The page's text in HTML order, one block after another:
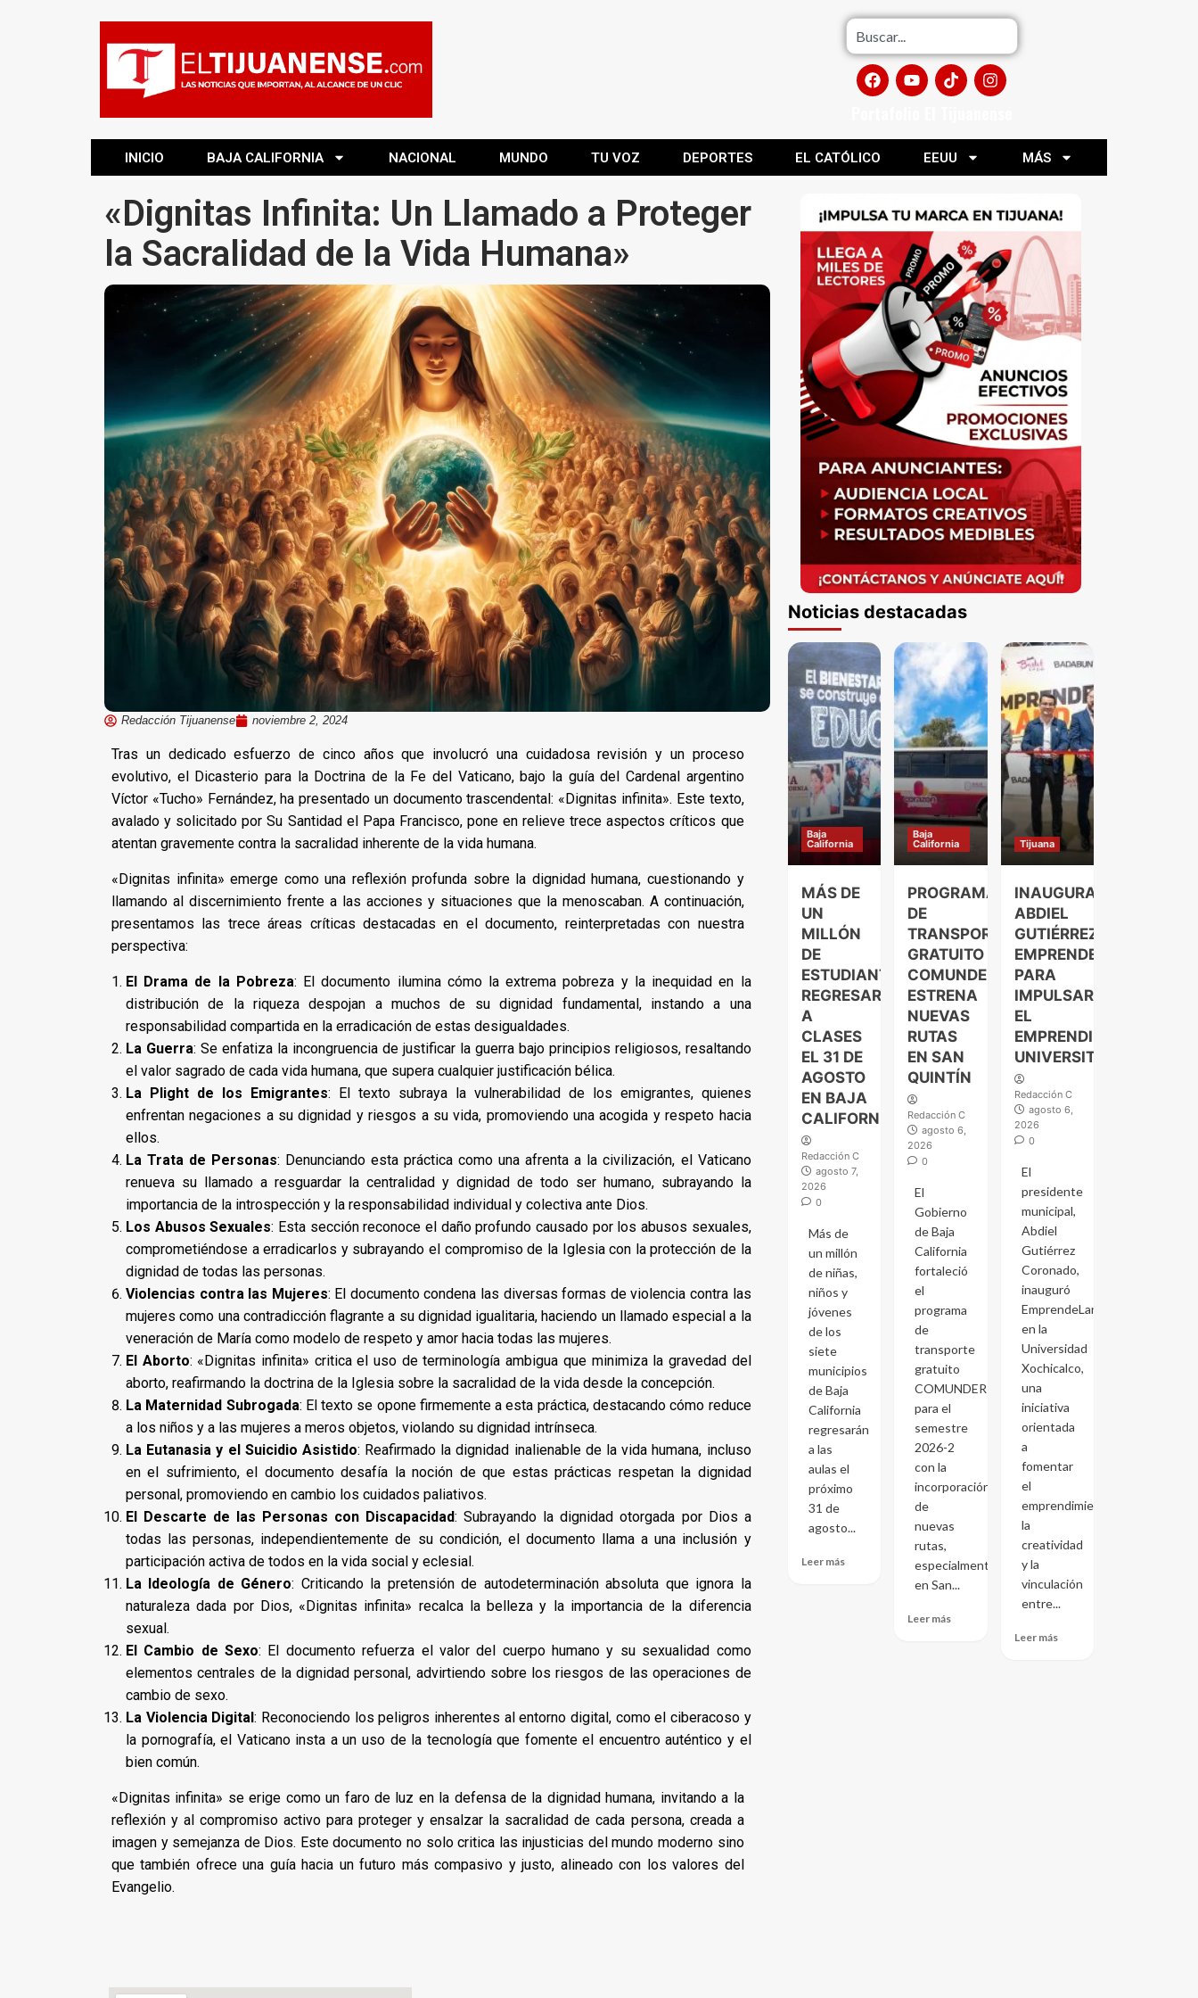
INICIO BAJA CALIFORNIA NACIONAL MUNDO TU VOZ DEPORTES EL CATÓLICO EEUU MÁS
«Dignitas Infinita: Un Llamado a Proteger
la Sacralidad de la Vida Humana»
Redacción Tijuanense noviembre 2, 2024
Tras un dedicado esfuerzo de cinco años que involucró una cuidadosa revisión y un proceso
evolutivo, el Dicasterio para la Doctrina de la Fe del Vaticano, bajo la guía del Cardenal argentino
Víctor «Tucho» Fernández, ha presentado un documento trascendental: «Dignitas infinita». Este texto,
avalado y solicitado por Su Santidad el Papa Francisco, pone en relieve trece aspectos críticos que
atentan gravemente contra la sacralidad inherente de la vida humana.
«Dignitas infinita» emerge como una reflexión profunda sobre la dignidad humana, cuestionando y
llamando al discernimiento frente a las acciones y situaciones que la menoscaban. A continuación,
presentamos las trece áreas críticas destacadas en el documento, reinterpretadas con nuestra
perspectiva:
El Drama de la Pobreza: El documento ilumina cómo la extrema pobreza y la inequidad en la
distribución de la riqueza despojan a muchos de su dignidad fundamental, instando a una
responsabilidad compartida en la erradicación de estas desigualdades.
La Guerra: Se enfatiza la incongruencia de justificar la guerra bajo principios religiosos, resaltando
el valor sagrado de cada vida humana, que supera cualquier justificación bélica.
La Plight de los Emigrantes: El texto subraya la vulnerabilidad de los emigrantes, quienes
enfrentan negaciones a su dignidad y riesgos a su vida, promoviendo una acogida y respeto hacia
ellos.
La Trata de Personas: Denunciando esta práctica como una afrenta a la civilización, el Vaticano
renueva su llamado a resguardar la centralidad y dignidad de todo ser humano, subrayando la
importancia de la introspección y la responsabilidad individual y colectiva ante Dios.
Los Abusos Sexuales: Esta sección reconoce el daño profundo causado por los abusos sexuales,
comprometiéndose a erradicarlos y subrayando el compromiso de la Iglesia con la protección de la
dignidad de todas las personas.
Violencias contra las Mujeres: El documento condena las diversas formas de violencia contra las
mujeres como una contradicción flagrante a su dignidad igualitaria, haciendo un llamado especial a la
veneración de María como modelo de respeto y amor hacia todas las mujeres.
El Aborto: «Dignitas infinita» critica el uso de terminología ambigua que minimiza la gravedad del
aborto, reafirmando la doctrina de la Iglesia sobre la sacralidad de la vida desde la concepción.
La Maternidad Subrogada: El texto se opone firmemente a esta práctica, destacando cómo reduce
a los niños y a las mujeres a meros objetos, violando su dignidad intrínseca.
La Eutanasia y el Suicidio Asistido: Reafirmado la dignidad inalienable de la vida humana, incluso
en el sufrimiento, el documento desafía la noción de que estas prácticas respetan la dignidad
personal, promoviendo en cambio los cuidados paliativos.
El Descarte de las Personas con Discapacidad: Subrayando la dignidad otorgada por Dios a
todas las personas, independientemente de su condición, el documento llama a una inclusión y
participación activa de todos en la vida social y eclesial.
La Ideología de Género: Criticando la pretensión de autodeterminación absoluta que ignora la
naturaleza dada por Dios, «Dignitas infinita» recalca la belleza y la importancia de la diferencia
sexual.
El Cambio de Sexo: El documento refuerza el valor del cuerpo humano y su sexualidad como
elementos centrales de la dignidad personal, advirtiendo sobre los riesgos de las operaciones de
cambio de sexo.
La Violencia Digital: Reconociendo los peligros inherentes al entorno digital, como el ciberacoso y
la pornografía, el Vaticano insta a un uso de la tecnología que fomente el encuentro auténtico y el
bien común.
«Dignitas infinita» se erige como un faro de luz en la defensa de la dignidad humana, invitando a la
reflexión y al compromiso activo para proteger y ensalzar la sacralidad de cada persona, creada a
imagen y semejanza de Dios. Este documento no solo critica las injusticias del mundo moderno sino
que también ofrece una guía hacia un futuro más compasivo y justo, alineado con los valores del
Evangelio.
Noticias destacadas
Baja
California
MÁS DE
UN
MILLÓN
DE
ESTUDIANTES
REGRESARÁN
A
CLASES
EL 31 DE
AGOSTO
EN BAJA
CALIFORNIA
Redacción C
agosto 7,
2026
0
Más de
un millón
de niñas,
niños y
jóvenes
de los
siete
municipios
de Baja
California
regresarán
a las
aulas el
próximo
31 de
agosto...
Leer más
Baja
California
PROGRAMA
DE
TRANSPORTE
GRATUITO
COMUNDER
ESTRENA
NUEVAS
RUTAS
EN SAN
QUINTÍN
Redacción C
agosto 6,
2026
0
El
Gobierno
de Baja
California
fortaleció
el
programa
de
transporte
gratuito
COMUNDER
para el
semestre
2026-2
con la
incorporación
de
nuevas
rutas,
especialmente
en San...
Leer más
Tijuana
INAUGURA
ABDIEL
GUTIÉRREZ
EMPRENDELAND
PARA
IMPULSAR
EL
EMPRENDIMIENTO
UNIVERSITARIO
Redacción C
agosto 6,
2026
0
El
presidente
municipal,
Abdiel
Gutiérrez
Coronado,
inauguró
EmprendeLand
en la
Universidad
Xochicalco,
una
iniciativa
orientada
a
fomentar
el
emprendimiento,
la
creatividad
y la
vinculación
entre...
Leer más